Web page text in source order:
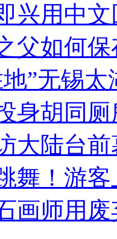
兴用中
父如何
”无锡
身胡同
大陆台
舞！游客
画师用